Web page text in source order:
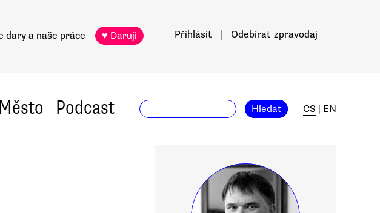
dary a naše práce ♥ Daruji Přihlásit Odebírat zpravodaj
Město Podcast Hledat CS EN